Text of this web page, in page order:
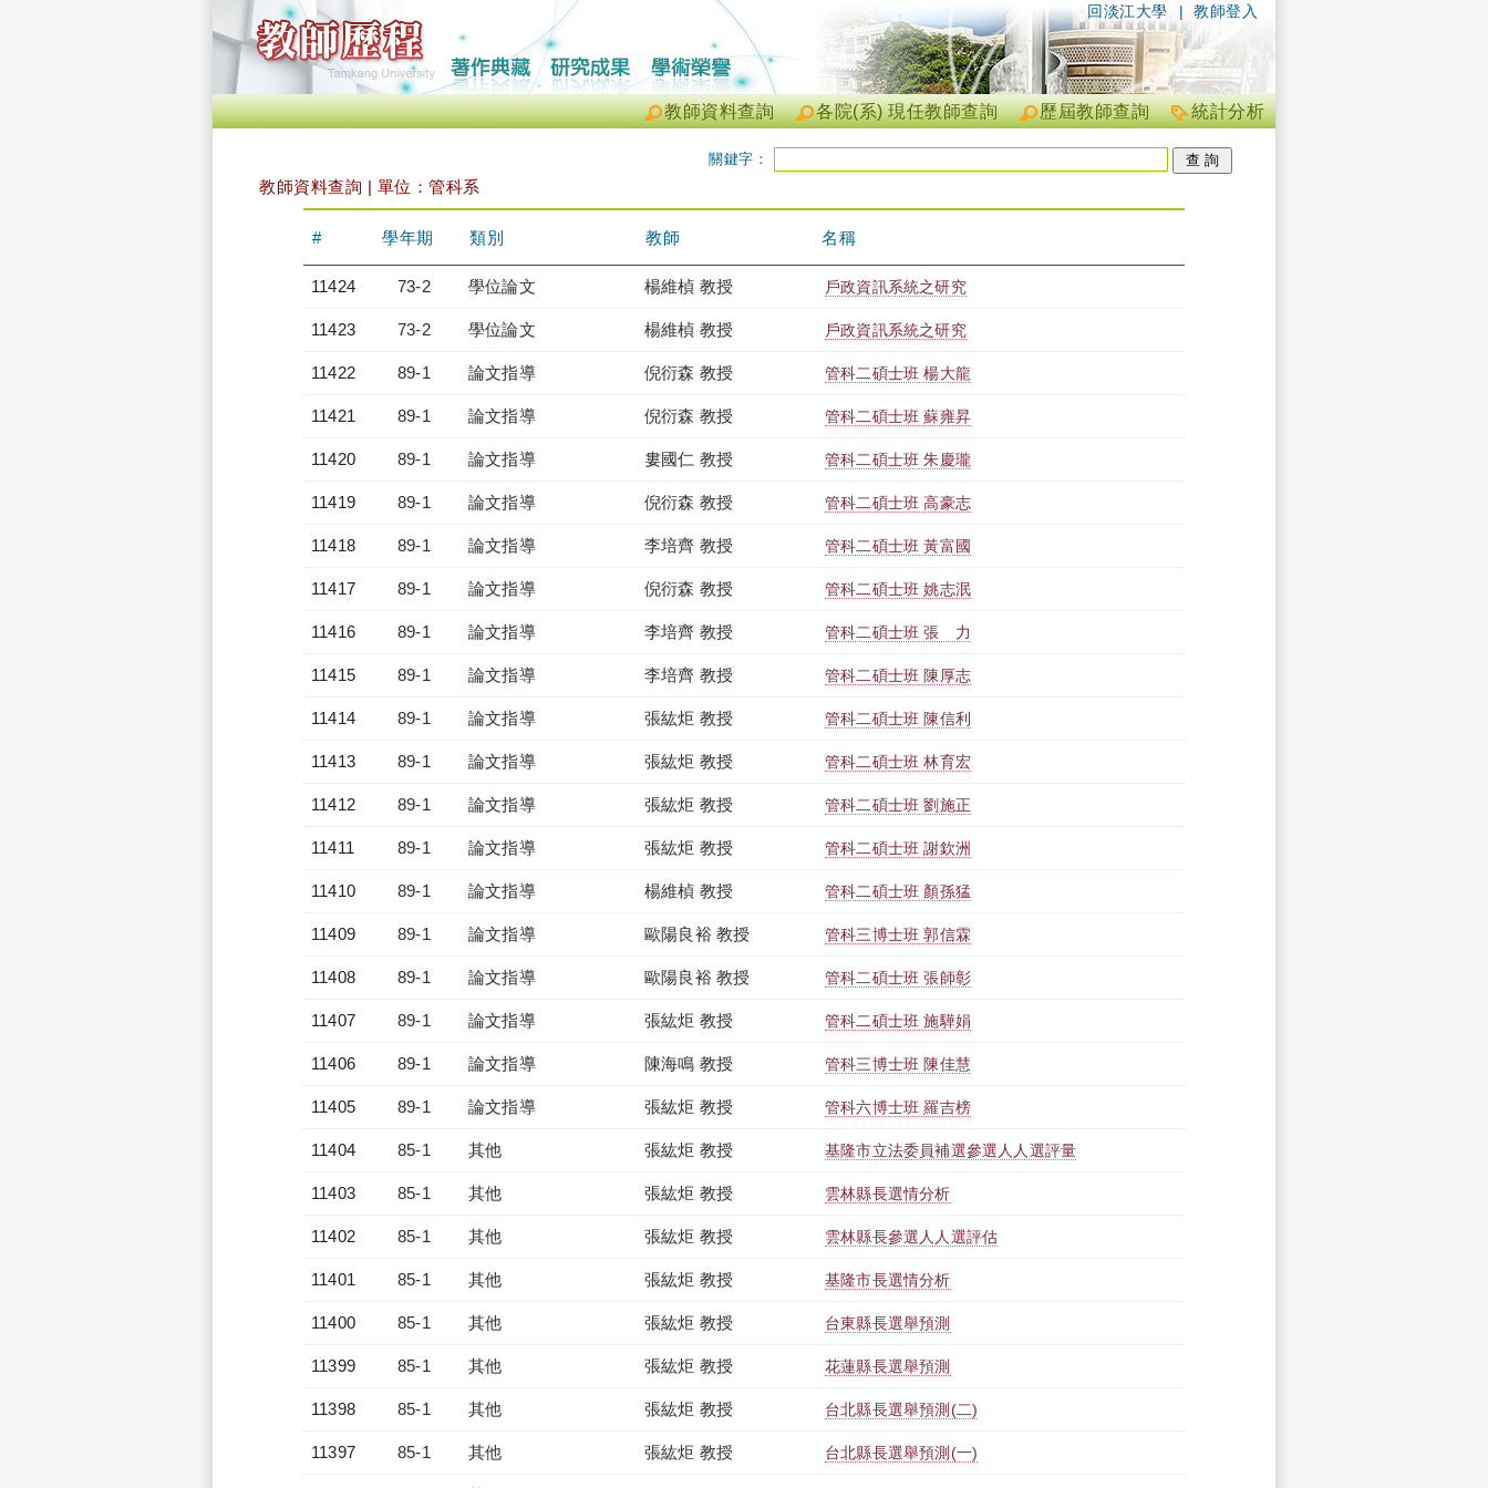
| 教師登入
回淡江大學
統計分析
歷屆教師查詢
各院(系) 現任教師查詢
教師資料查詢
關鍵字：
教師資料查詢 | 單位：管科系
# 學年期 類別 教師 名稱
11424 73-2 學位論文 楊維楨 教授 戶政資訊系統之研究
11423 73-2 學位論文 楊維楨 教授 戶政資訊系統之研究
11422 89-1 論文指導 倪衍森 教授 管科二碩士班 楊大龍
11421 89-1 論文指導 倪衍森 教授 管科二碩士班 蘇雍昇
11420 89-1 論文指導 婁國仁 教授 管科二碩士班 朱慶瓏
11419 89-1 論文指導 倪衍森 教授 管科二碩士班 高豪志
11418 89-1 論文指導 李培齊 教授 管科二碩士班 黃富國
11417 89-1 論文指導 倪衍森 教授 管科二碩士班 姚志泯
11416 89-1 論文指導 李培齊 教授 管科二碩士班 張 力
11415 89-1 論文指導 李培齊 教授 管科二碩士班 陳厚志
11414 89-1 論文指導 張紘炬 教授 管科二碩士班 陳信利
11413 89-1 論文指導 張紘炬 教授 管科二碩士班 林育宏
11412 89-1 論文指導 張紘炬 教授 管科二碩士班 劉施正
11411 89-1 論文指導 張紘炬 教授 管科二碩士班 謝欽洲
11410 89-1 論文指導 楊維楨 教授 管科二碩士班 顏孫猛
11409 89-1 論文指導 歐陽良裕 教授 管科三博士班 郭信霖
11408 89-1 論文指導 歐陽良裕 教授 管科二碩士班 張師彰
11407 89-1 論文指導 張紘炬 教授 管科二碩士班 施驊娟
11406 89-1 論文指導 陳海鳴 教授 管科三博士班 陳佳慧
11405 89-1 論文指導 張紘炬 教授 管科六博士班 羅吉榜
11404 85-1 其他 張紘炬 教授 基隆市立法委員補選參選人人選評量
11403 85-1 其他 張紘炬 教授 雲林縣長選情分析
11402 85-1 其他 張紘炬 教授 雲林縣長參選人人選評估
11401 85-1 其他 張紘炬 教授 基隆市長選情分析
11400 85-1 其他 張紘炬 教授 台東縣長選舉預測
11399 85-1 其他 張紘炬 教授 花蓮縣長選舉預測
11398 85-1 其他 張紘炬 教授 台北縣長選舉預測(二)
11397 85-1 其他 張紘炬 教授 台北縣長選舉預測(一)